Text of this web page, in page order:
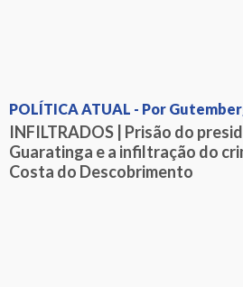
POLÍTICA ATUAL - Por
INFILTRADOS | Prisão do
Guaratinga e a infiltração do
Costa do Descobrimento